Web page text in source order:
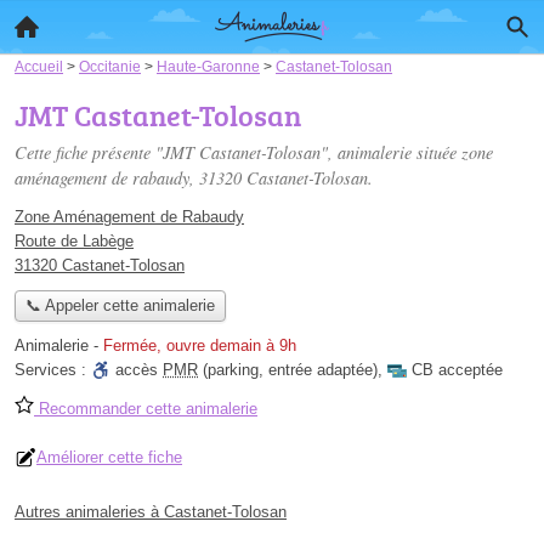
Accueil > Occitanie > Haute-Garonne > Castanet-Tolosan
JMT Castanet-Tolosan
Cette fiche présente "JMT Castanet-Tolosan", animalerie située zone
aménagement de rabaudy, 31320 Castanet-Tolosan.
Zone Aménagement de Rabaudy
Route de Labège
31320 Castanet-Tolosan
📞 Appeler cette animalerie
Animalerie - Fermée, ouvre demain à 9h
Services :
accès PMR (parking, entrée adaptée), CB acceptée
Recommander cette animalerie
Améliorer cette fiche
Autres animaleries à Castanet-Tolosan